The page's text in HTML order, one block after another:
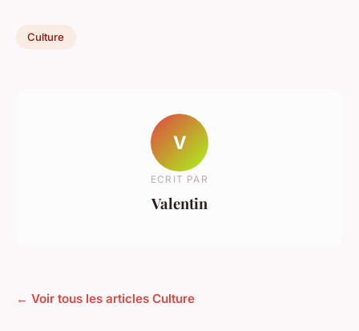
Culture
V
ECRIT PAR
Valentin
← Voir tous les articles Culture